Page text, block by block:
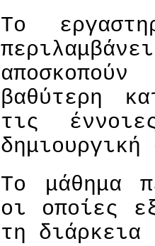
Το
βαθύτερη
τις
Το μάθημα
οι οποίες
τη διάρκεια